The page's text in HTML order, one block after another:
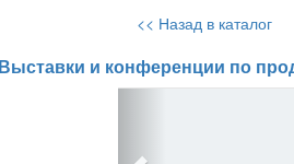
<< Назад в каталог
Выставки и конференции по